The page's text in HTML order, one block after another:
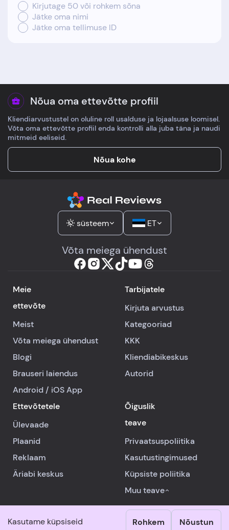
Kasutame küpsiseid Rohkem Nõustun
Kirjutage 50 või rohkem sõna
Jätke oma nimi
Jätke oma tellimuse ID
Nõua oma ettevõtte profiil
Kliendiarvustustel on oluline roll usalduse ja lojaalsuse loomisel.
Võta oma ettevõtte profiil enda kontrolli alla juba täna ja naudi
mitmeid eeliseid.
Nõua kohe
süsteem ET
Võta meiega ühendust
Meie
ettevõte
Meist
Võta meiega ühendust
Blogi
Brauseri laiendus
Android / iOSApp
Tarbijatele
Kirjuta arvustus
Kategooriad
KKK
Kliendiabikeskus
Autorid
Ettevõtetele
Ülevaade
Plaanid
Reklaam
Äriabi keskus
Õiguslik
teave
Privaatsuspoliitika
Kasutustingimused
Küpsiste poliitika
Muu teave
© 2026 RealReviews.io Kõik õigused kaitstud.